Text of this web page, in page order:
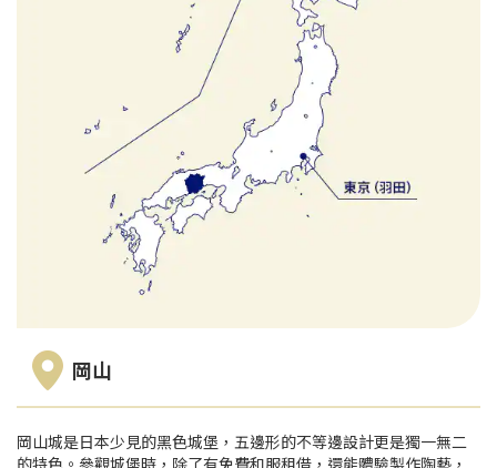
岡山
岡山城是日本少見的黑色城堡，五邊形的不等邊設計更是獨一無二
的特色。參觀城堡時，除了有免費和服租借，還能體驗製作陶藝，